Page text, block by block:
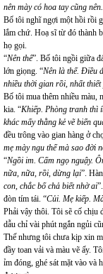
nên mày có hoa tay cũng
Bố tôi nghĩ ngợi một hồi rồi
lắm chứ. Hoạ sĩ từ đó thành
họ gọi.
“Nên thế”. Bố tôi ngồi giữa
lớn giọng. “Nên là thế. Điều
nhiều thời gian rồi, nhất
Bố tôi mua thêm nhiều màu,
kia. “Khiếp. Phòng tranh thì
khác mấy thằng kẻ vẽ biển
đều trông vào gian hàng ở
mẹ mày ngu thế mà sao đời
“Ngồi im. Cấm ngọ nguậy.
nữa, nữa, rồi, dừng lại”.
con, chắc bố chả biết nhờ ai
đòn tím tái. “Củi. Mẹ kiếp.
Phải vậy thôi. Tôi sẽ cố chịu
dẫu chỉ vài phút ngắn ngủi
Thế nhưng tôi chưa kịp xin
đầy toan vải và màu vẽ ấy.
ỉm đóng, ghé sát mặt vào và